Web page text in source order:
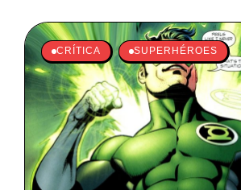
CRÍTICA SUPERHÉROES